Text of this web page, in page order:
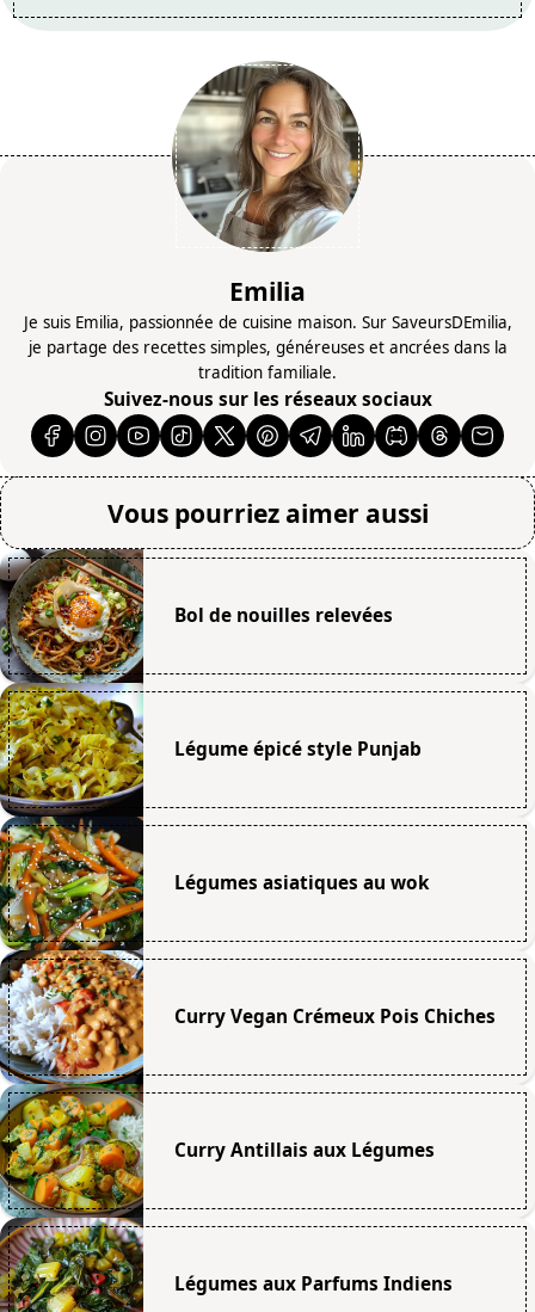
Emilia
Je suis Emilia, passionnée de cuisine maison. Sur SaveursDEmilia,
je partage des recettes simples, généreuses et ancrées dans la
tradition familiale.
Suivez-nous sur les réseaux sociaux
Vous pourriez aimer aussi
Bol de nouilles relevées
Légume épicé style Punjab
Légumes asiatiques au wok
Curry Vegan Crémeux Pois Chiches
Curry Antillais aux Légumes
Légumes aux Parfums Indiens